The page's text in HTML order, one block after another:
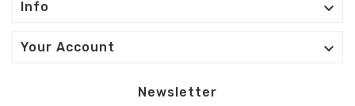
Info 
Your Account 
Newsletter